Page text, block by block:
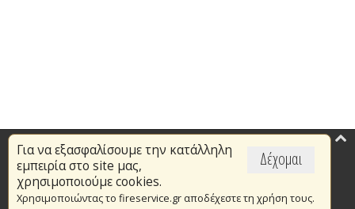
Δέχομαι
Για να εξασφαλίσουμε την κατάλληλη
εμπειρία στο site μας,
χρησιμοποιούμε cookies.
Χρησιμοποιώντας το fireservice.gr αποδέχεστε τη χρήση τους.
Επικαιρότητα
Το Πυροσβεστικό Σώμα